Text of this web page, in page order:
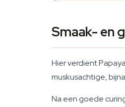
Smaak- en
Hier verdient
muskusachtige,
Na een goede